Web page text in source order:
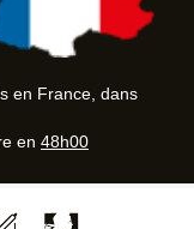
en France, dans
en 48h00